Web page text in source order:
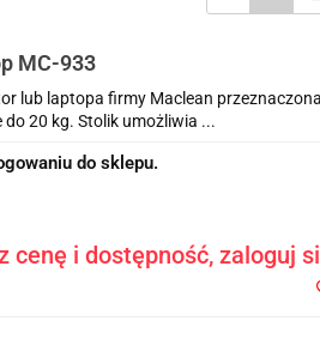
MC-933
lub laptopa firmy Maclean
do 20 kg. Stolik umożliwia ...
do sklepu.
cenę i dostępność, zaloguj